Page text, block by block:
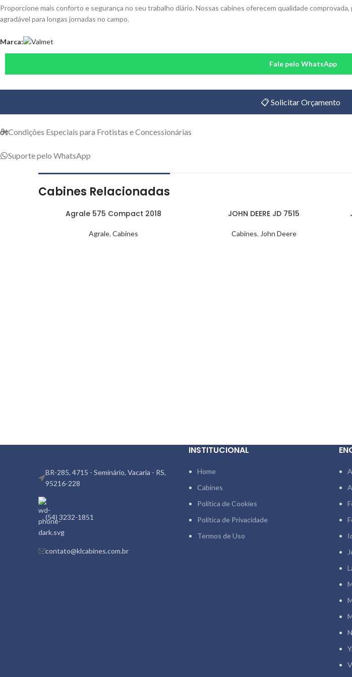
Proporcione mais conforto e segurança no seu trabalho diário. Nossas cabines oferecem qualidade
agradável para longas jornadas no campo.
Marca:
Fale pelo WhatsApp
📋 Solicitar Orçamento
Condições Especiais para Frotistas e Concessionárias
Suporte pelo WhatsApp
Cabines Relacionadas
Agrale 575 Compact 2018
Agrale, Cabines
JOHN DEERE JD 7515
Cabines, John Deere
BR-285, 4715 - Seminário, Vacaria - RS,
95216-228
(54) 3232-1851
contato@klcabines.com.br
INSTITUCIONAL
Home
Cabines
Política de Cookies
Política de Privacidade
Termos de Uso